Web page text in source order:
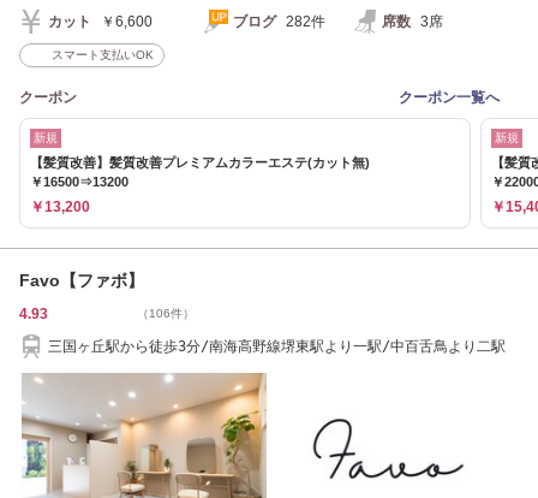
カット ￥6,600 ブログ 282件 席数 3席
スマート支払いOK
クーポン クーポン一覧へ
新規
【髪質改善】髪質改善プレミアムカラーエステ(カット無)
￥16500⇒13200
￥13,200
新規
【髪
￥
￥
Favo【ファボ】
4.93 （106件）
三国ヶ丘駅から徒歩3分/南海高野線堺東駅より一駅/中百舌鳥より二駅